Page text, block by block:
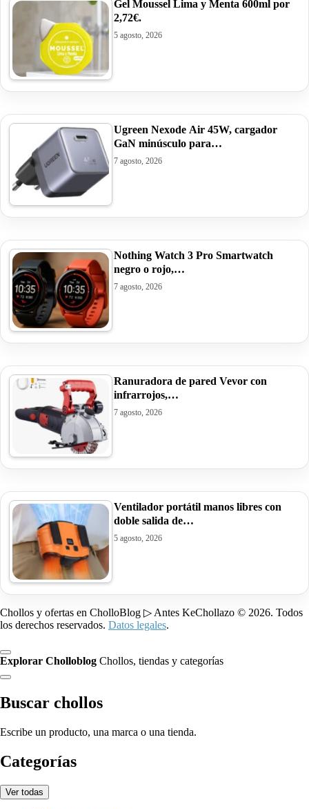
Gel Moussel Lima y Menta 600ml por
2,72€.
5 agosto, 2026
Ugreen Nexode Air 45W, cargador
GaN minúsculo para…
7 agosto, 2026
Nothing Watch 3 Pro Smartwatch
negro o rojo,…
7 agosto, 2026
Ranuradora de pared Vevor con
infrarrojos,…
7 agosto, 2026
Ventilador portátil manos libres con
doble salida de…
5 agosto, 2026
Chollos y ofertas en CholloBlog ▷ Antes KeChollazo © 2026. Todos
los derechos reservados. Datos legales.
Explorar Cholloblog Chollos, tiendas y categorías
Buscar chollos
Escribe un producto, una marca o una tienda.
Categorías
Ver todas